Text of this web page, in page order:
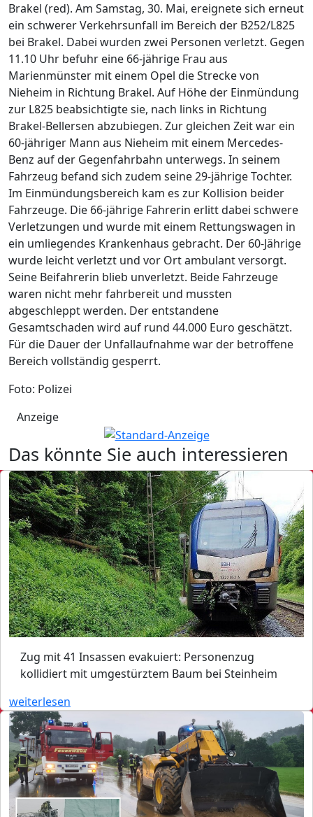
Brakel (red). Am Samstag, 30. Mai, ereignete sich erneut
ein schwerer Verkehrsunfall im Bereich der B252/L825
bei Brakel. Dabei wurden zwei Personen verletzt. Gegen
11.10 Uhr befuhr eine 66-jährige Frau aus
Marienmünster mit einem Opel die Strecke von
Nieheim in Richtung Brakel. Auf Höhe der Einmündung
zur L825 beabsichtigte sie, nach links in Richtung
Brakel-Bellersen abzubiegen. Zur gleichen Zeit war ein
60-jähriger Mann aus Nieheim mit einem Mercedes-
Benz auf der Gegenfahrbahn unterwegs. In seinem
Fahrzeug befand sich zudem seine 29-jährige Tochter.
Im Einmündungsbereich kam es zur Kollision beider
Fahrzeuge. Die 66-jährige Fahrerin erlitt dabei schwere
Verletzungen und wurde mit einem Rettungswagen in
ein umliegendes Krankenhaus gebracht. Der 60-Jährige
wurde leicht verletzt und vor Ort ambulant versorgt.
Seine Beifahrerin blieb unverletzt. Beide Fahrzeuge
waren nicht mehr fahrbereit und mussten
abgeschleppt werden. Der entstandene
Gesamtschaden wird auf rund 44.000 Euro geschätzt.
Für die Dauer der Unfallaufnahme war der betroffene
Bereich vollständig gesperrt.
Foto: Polizei
Anzeige
Das könnte Sie auch interessieren
Zug mit 41 Insassen evakuiert: Personenzug
kollidiert mit umgestürztem Baum bei Steinheim
weiterlesen